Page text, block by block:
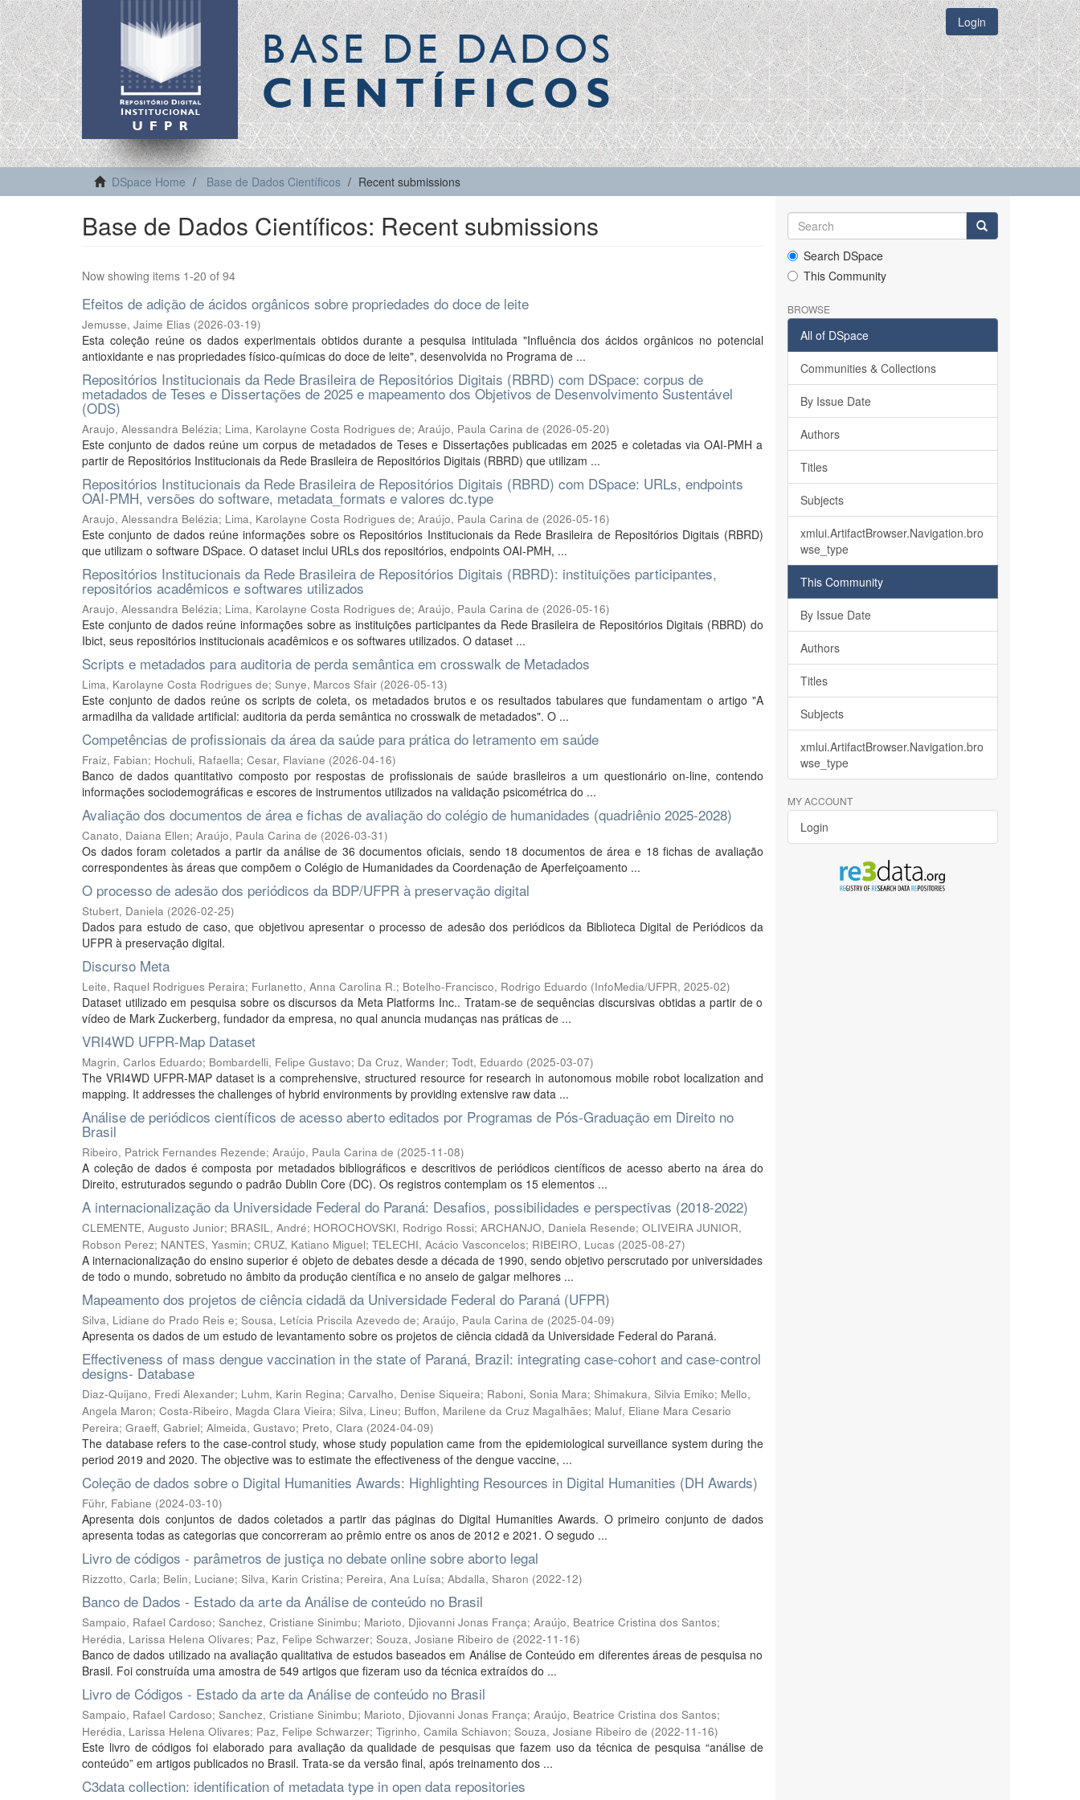
BASE DE DADOS
CIENTÍFICOS
Login
DSpace Home Base de Dados Científicos Recent submissions
Base de Dados Científicos: Recent submissions
Now showing items 1-20 of 94
Efeitos de adição de ácidos orgânicos sobre propriedades do doce de leite
Jemusse, Jaime Elias (2026-03-19)
Esta coleção reúne os dados experimentais obtidos durante a pesquisa intitulada "Influência dos ácidos orgânicos no potencial
antioxidante e nas propriedades físico-químicas do doce de leite", desenvolvida no Programa de ...
Repositórios Institucionais da Rede Brasileira de Repositórios Digitais (RBRD) com DSpace: corpus de
metadados de Teses e Dissertações de 2025 e mapeamento dos Objetivos de Desenvolvimento Sustentável
(ODS)
Araujo, Alessandra Belézia; Lima, Karolayne Costa Rodrigues de; Araújo, Paula Carina de (2026-05-20)
Este conjunto de dados reúne um corpus de metadados de Teses e Dissertações publicadas em 2025 e coletadas via OAI-PMH a
partir de Repositórios Institucionais da Rede Brasileira de Repositórios Digitais (RBRD) que utilizam ...
Repositórios Institucionais da Rede Brasileira de Repositórios Digitais (RBRD) com DSpace: URLs, endpoints
OAI-PMH, versões do software, metadata_formats e valores dc.type
Araujo, Alessandra Belézia; Lima, Karolayne Costa Rodrigues de; Araújo, Paula Carina de (2026-05-16)
Este conjunto de dados reúne informações sobre os Repositórios Institucionais da Rede Brasileira de Repositórios Digitais (RBRD)
que utilizam o software DSpace. O dataset inclui URLs dos repositórios, endpoints OAI-PMH, ...
Repositórios Institucionais da Rede Brasileira de Repositórios Digitais (RBRD): instituições participantes,
repositórios acadêmicos e softwares utilizados
Araujo, Alessandra Belézia; Lima, Karolayne Costa Rodrigues de; Araújo, Paula Carina de (2026-05-16)
Este conjunto de dados reúne informações sobre as instituições participantes da Rede Brasileira de Repositórios Digitais (RBRD) do
Ibict, seus repositórios institucionais acadêmicos e os softwares utilizados. O dataset ...
Scripts e metadados para auditoria de perda semântica em crosswalk de Metadados
Lima, Karolayne Costa Rodrigues de; Sunye, Marcos Sfair (2026-05-13)
Este conjunto de dados reúne os scripts de coleta, os metadados brutos e os resultados tabulares que fundamentam o artigo "A
armadilha da validade artificial: auditoria da perda semântica no crosswalk de metadados". O ...
Competências de profissionais da área da saúde para prática do letramento em saúde
Fraiz, Fabian; Hochuli, Rafaella; Cesar, Flaviane (2026-04-16)
Banco de dados quantitativo composto por respostas de profissionais de saúde brasileiros a um questionário on-line, contendo
informações sociodemográficas e escores de instrumentos utilizados na validação psicométrica do ...
Avaliação dos documentos de área e fichas de avaliação do colégio de humanidades (quadriênio 2025-2028)
Canato, Daiana Ellen; Araújo, Paula Carina de (2026-03-31)
Os dados foram coletados a partir da análise de 36 documentos oficiais, sendo 18 documentos de área e 18 fichas de avaliação
correspondentes às áreas que compõem o Colégio de Humanidades da Coordenação de Aperfeiçoamento ...
O processo de adesão dos periódicos da BDP/UFPR à preservação digital
Stubert, Daniela (2026-02-25)
Dados para estudo de caso, que objetivou apresentar o processo de adesão dos periódicos da Biblioteca Digital de Periódicos da
UFPR à preservação digital.
Discurso Meta
Leite, Raquel Rodrigues Peraira; Furlanetto, Anna Carolina R.; Botelho-Francisco, Rodrigo Eduardo (InfoMedia/UFPR, 2025-02)
Dataset utilizado em pesquisa sobre os discursos da Meta Platforms Inc.. Tratam-se de sequências discursivas obtidas a partir de o
vídeo de Mark Zuckerberg, fundador da empresa, no qual anuncia mudanças nas práticas de ...
VRI4WD UFPR-Map Dataset
Magrin, Carlos Eduardo; Bombardelli, Felipe Gustavo; Da Cruz, Wander; Todt, Eduardo (2025-03-07)
The VRI4WD UFPR-MAP dataset is a comprehensive, structured resource for research in autonomous mobile robot localization and
mapping. It addresses the challenges of hybrid environments by providing extensive raw data ...
Análise de periódicos científicos de acesso aberto editados por Programas de Pós-Graduação em Direito no
Brasil
Ribeiro, Patrick Fernandes Rezende; Araújo, Paula Carina de (2025-11-08)
A coleção de dados é composta por metadados bibliográficos e descritivos de periódicos científicos de acesso aberto na área do
Direito, estruturados segundo o padrão Dublin Core (DC). Os registros contemplam os 15 elementos ...
A internacionalização da Universidade Federal do Paraná: Desafios, possibilidades e perspectivas (2018-2022)
CLEMENTE, Augusto Junior; BRASIL, André; HOROCHOVSKI, Rodrigo Rossi; ARCHANJO, Daniela Resende; OLIVEIRA JUNIOR,
Robson Perez; NANTES, Yasmin; CRUZ, Katiano Miguel; TELECHI, Acácio Vasconcelos; RIBEIRO, Lucas (2025-08-27)
A internacionalização do ensino superior é objeto de debates desde a década de 1990, sendo objetivo perscrutado por universidades
de todo o mundo, sobretudo no âmbito da produção científica e no anseio de galgar melhores ...
Mapeamento dos projetos de ciência cidadã da Universidade Federal do Paraná (UFPR)
Silva, Lidiane do Prado Reis e; Sousa, Letícia Priscila Azevedo de; Araújo, Paula Carina de (2025-04-09)
Apresenta os dados de um estudo de levantamento sobre os projetos de ciência cidadã da Universidade Federal do Paraná.
Effectiveness of mass dengue vaccination in the state of Paraná, Brazil: integrating case-cohort and case-control
designs- Database
Diaz-Quijano, Fredi Alexander; Luhm, Karin Regina; Carvalho, Denise Siqueira; Raboni, Sonia Mara; Shimakura, Silvia Emiko; Mello,
Angela Maron; Costa-Ribeiro, Magda Clara Vieira; Silva, Lineu; Buffon, Marilene da Cruz Magalhães; Maluf, Eliane Mara Cesario
Pereira; Graeff, Gabriel; Almeida, Gustavo; Preto, Clara (2024-04-09)
The database refers to the case-control study, whose study population came from the epidemiological surveillance system during the
period 2019 and 2020. The objective was to estimate the effectiveness of the dengue vaccine, ...
Coleção de dados sobre o Digital Humanities Awards: Highlighting Resources in Digital Humanities (DH Awards)
Führ, Fabiane (2024-03-10)
Apresenta dois conjuntos de dados coletados a partir das páginas do Digital Humanities Awards. O primeiro conjunto de dados
apresenta todas as categorias que concorreram ao prêmio entre os anos de 2012 e 2021. O segudo ...
Livro de códigos - parâmetros de justiça no debate online sobre aborto legal
Rizzotto, Carla; Belin, Luciane; Silva, Karin Cristina; Pereira, Ana Luísa; Abdalla, Sharon (2022-12)
Banco de Dados - Estado da arte da Análise de conteúdo no Brasil
Sampaio, Rafael Cardoso; Sanchez, Cristiane Sinimbu; Marioto, Djiovanni Jonas França; Araújo, Beatrice Cristina dos Santos;
Herédia, Larissa Helena Olivares; Paz, Felipe Schwarzer; Souza, Josiane Ribeiro de (2022-11-16)
Banco de dados utilizado na avaliação qualitativa de estudos baseados em Análise de Conteúdo em diferentes áreas de pesquisa no
Brasil. Foi construída uma amostra de 549 artigos que fizeram uso da técnica extraídos do ...
Livro de Códigos - Estado da arte da Análise de conteúdo no Brasil
Sampaio, Rafael Cardoso; Sanchez, Cristiane Sinimbu; Marioto, Djiovanni Jonas França; Araújo, Beatrice Cristina dos Santos;
Herédia, Larissa Helena Olivares; Paz, Felipe Schwarzer; Tigrinho, Camila Schiavon; Souza, Josiane Ribeiro de (2022-11-16)
Este livro de códigos foi elaborado para avaliação da qualidade de pesquisas que fazem uso da técnica de pesquisa “análise de
conteúdo” em artigos publicados no Brasil. Trata-se da versão final, após treinamento dos ...
C3data collection: identification of metadata type in open data repositories
Search DSpace
This Community
BROWSE
All of DSpace
Communities & Collections
By Issue Date
Authors
Titles
Subjects
xmlui.ArtifactBrowser.Navigation.bro
wse_type
This Community
By Issue Date
Authors
Titles
Subjects
xmlui.ArtifactBrowser.Navigation.bro
wse_type
MY ACCOUNT
Login